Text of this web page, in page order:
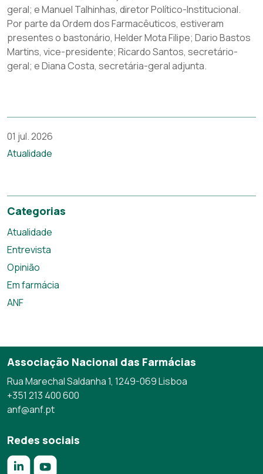
geral; e Manuel Talhinhas, diretor Político-Institucional.
Por parte da Ordem dos Farmacêuticos, estiveram
presentes o bastonário, Helder Mota Filipe; Dario Bastos
Martins, vice-presidente; Ricardo Santos, secretário-
geral; e Diana Costa, secretária-geral adjunta.​
01 jul. 2026
Atualidade
Categorias
Atualidade
Entrevista
Opinião
Em farmácia
ANF
Associação Nacional das Farmácias
Rua Marechal Saldanha 1, 1249-069 Lisboa
+351 213 400 600
anf@anf.pt
Redes sociais